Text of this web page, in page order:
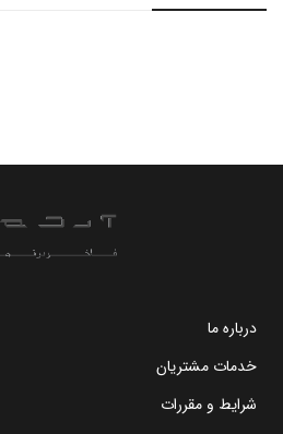
درباره ما
خدمات مشتریان
شرایط و مقررات